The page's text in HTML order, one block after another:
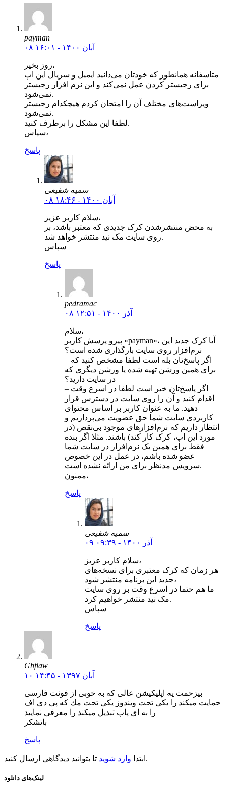
payman
۰۸ آبان ۱۴۰۰ - ۱۶:۰۱
روز بخیر،
متاسفانه همانطور که خودتان می‌دانید ایمیل و سریال این اپ
برای رجیستر کردن عمل نمی‌کند و این نرم افزار رجیستر
نمی‌شود.
ویراست‌های مختلف آن را امتحان کردم هیچکدام رجیستر
نمی‌شود.
لطفا این مشکل را برطرف کنید.
سپاس،
پاسخ
سمیه شفیعی
۰۸ آبان ۱۴۰۰ - ۱۸:۴۶
سلام کاربر عزیز،
به محض منتشرشدن کرک جدیدی که معتبر باشد، بر
روی سایت مک نید منتشر خواهد شد.
سپاس
پاسخ
pedramac
۰۸ آذر ۱۴۰۰ - ۱۲:۵۱
سلام،
پیرو پرسش کاربر «payman»، آیا کرک جدید این
نرم‌افزار روی سایت بارگذاری شده است؟
– اگر پاسخ‌تان بله است لطفا مشخص کنید که
برای همین ورشن تهیه شده یا ورشن دیگری که
در سایت دارید؟
– اگر پاسخ‌تان خیر است لطفا در اسرع وقت
اقدام کنید و آن را روی سایت در دسترس قرار
دهید. ما به عنوان کاربر بر اساس محتوای
کاربردی سایت شما حق عضویت می‌پردازیم و
انتظار داریم که نرم‌افزارهای موجود بی‌نقص (در
مورد این اپ، کرک کار کند) باشند. مثلا اگر بنده
فقط برای همین یک نرم‌افزار در سایت شما
عضو شده باشم، در عمل در این خصوص
سرویس مدنظر برای من ارائه نشده است.
ممنون،
پاسخ
سمیه شفیعی
۰۹ آذر ۱۴۰۰ - ۰۹:۳۹
سلام کاربر عزیز،
هر زمان که کرک معتبری برای نسخه‌های
جدید این برنامه منتشر شود،
ما هم حتما در اسرع وقت بر روی سایت
مک نید منتشر خواهیم کرد.
سپاس
پاسخ
Ghflaw
۱۰ آبان ۱۳۹۷ - ۱۴:۴۵
بيزحمت يه اپليكيشن عالى كه به خوبى از فونت فارسى
حمايت ميكند را يكى تحت ويندوز يكى تحت مك كه پى دى اف
را به اى پاب تبديل ميكند را معرفى نماييد
باتشكر
پاسخ
ابتدا وارد شوید تا بتوانید دیدگاهی ارسال کنید.
لینک‌های دانلود